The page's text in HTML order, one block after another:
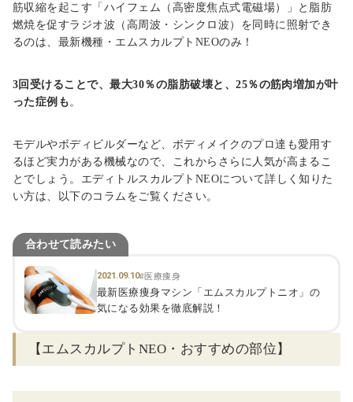
筋収縮を起こす「ハイフェム（高密度焦点式電磁場）」と脂肪
燃焼を促すラジオ波（高周波・シンクロ波）を同時に照射でき
るのは、最新機種・エムスカルプトNEOのみ！
3回受けることで、最大30％の脂肪破壊と、25％の筋肉増加が叶
った症例も 。
モデルやボディビルダーなど、ボディメイクのプロ達も愛用す
るほど実力がある機械なので、これからさらに人気が高まるこ
とでしょう。エディトルスカルプトNEOについて詳しく知りた
い方は、以下のコラムをご覧ください。
合わせて読みたい
2021.09.10#医療痩身
最新医療痩身マシン「エムスカルプトニオ」の
気になる効果を徹底解説！
【エムスカルプトNEO・おすすめの部位】